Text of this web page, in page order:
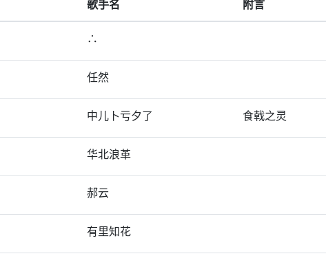
歌手名 附言
∴
任然
中儿卜亏夕了 食戟之灵
华北浪革
郝云
有里知花